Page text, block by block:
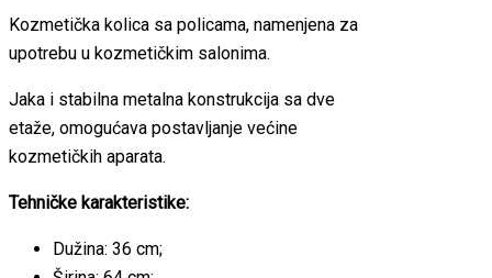
Kozmetička kolica sa policama, namenjena za
upotrebu u kozmetičkim salonima.
Jaka i stabilna metalna konstrukcija sa dve
etaže, omogućava postavljanje većine
kozmetičkih aparata.
Tehničke karakteristike:
Dužina: 36 cm;